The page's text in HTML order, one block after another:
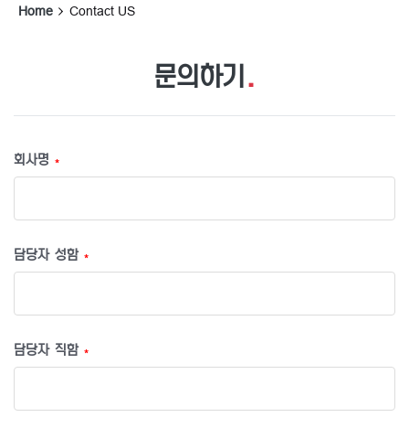
Home Contact US
문의하기 .
회사명 *
담당자 성함 *
담당자 직함 *